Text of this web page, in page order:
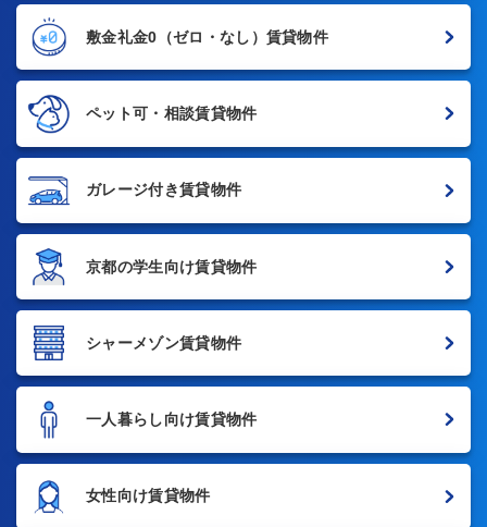
敷金礼金0 （ゼロ・なし）賃貸物件
ペット可・相談賃貸物件
ガレージ付き賃貸物件
京都の学生向け賃貸物件
シャーメゾン賃貸物件
一人暮らし向け賃貸物件
女性向け賃貸物件